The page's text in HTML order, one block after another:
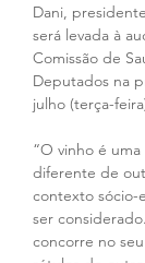
Dani,
será levada à
Comissão de
Deputados na
julho (terça-
“O vinho é
diferente de
contexto sócio-
ser
concorre no